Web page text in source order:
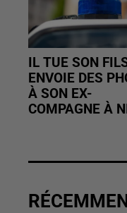
IL TUE SON
ENVOIE DES
À SON EX-
COMPAGNE À